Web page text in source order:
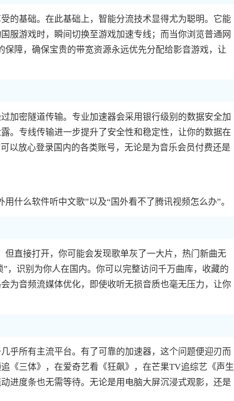
的基础。在此基础上，智能分流技术显得尤为聪明。它能
服游戏时，瞬间切换至游戏加速专线；而当你浏览普通网
障，确保宝贵的带宽资源永远优先分配给影音游戏，让
加密隧道传输。专业加速器会采用银行级别的数据安全加
。专线传输进一步提升了安全性和稳定性，让你的数据在
以放心登录国内的各类账号，无论是为音乐会员付费还是
什么软件听中文歌”以及“国外看不了腾讯视频怎么办”。
直接打开，你可能会发现歌单灰了一大片，热门新曲无
，识别为你人在国内。你可以完整访问千万曲库，收藏的
为音频流媒体优化，即使收听无损音质也毫无压力，让你
乎所有主流平台。有了可靠的加速器，这个问题便迎刃而
《三体》，在爱奇艺看《狂飙》，在芒果TV追综艺《声生
进度条也无需等待。无论是用电脑大屏沉浸式观影，还是